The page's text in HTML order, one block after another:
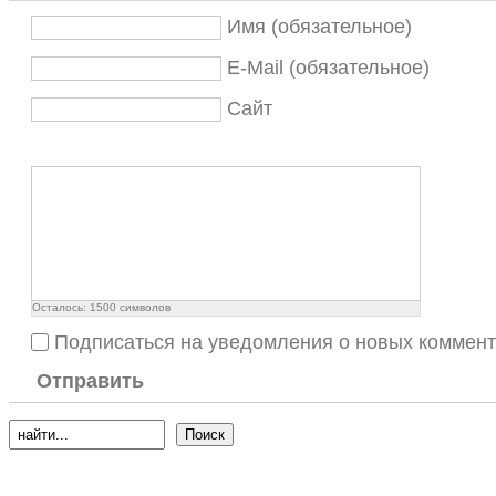
Имя (обязательное)
E-Mail (обязательное)
Сайт
Осталось: 1500 символов
Подписаться на уведомления о новых
Отправить